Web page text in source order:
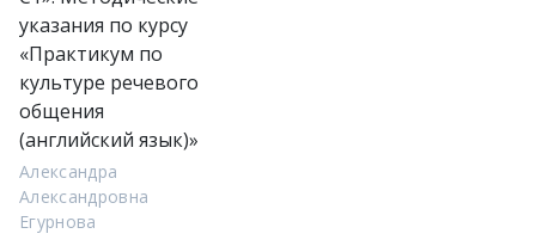
указания по курсу
«Практикум по
культуре речевого
общения
(английский язык)»
Александра
Александровна
Егурнова